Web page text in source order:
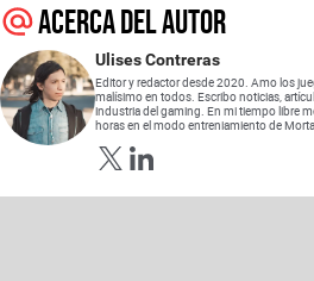
Acerca del autor
Ulises Contreras
Editor y redactor desde 2020. Amo los
malísimo en todos. Escribo noticias,
industria del gaming. En mi tiempo libre
horas en el modo entreniamiento de
Opens in new window
Opens in new window